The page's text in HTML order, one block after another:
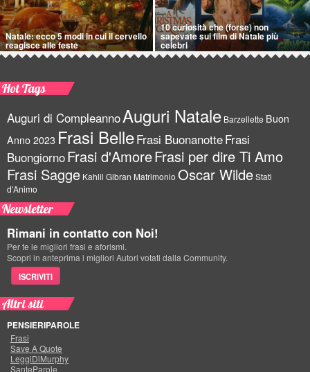
Natale: ecco 5 modi in cui il cervello
reagisce alle feste
10 curiosità che (forse) non
sapevate sui film di Natale più
celebri
Hot Tags
Auguri di CompleannoAuguri Natale Barzellette Buon
Anno 2023 Frasi BelleFrasi BuonanotteFrasi
BuongiornoFrasi d'AmoreFrasi per dire Ti Amo
Frasi Sagge Kahlil Gibran Matrimonio Oscar WildeStati
d'Animo
Newsletter
Rimani in contatto con Noi!
Per te le migliori frasi e aforismi.
Scopri in anteprima i migliori Autori votati dalla Community.
ISCRIVITI
Altri siti
PENSIERIPAROLE
Frasi
Save A Quote
LeggiDiMurphy
SanteParole